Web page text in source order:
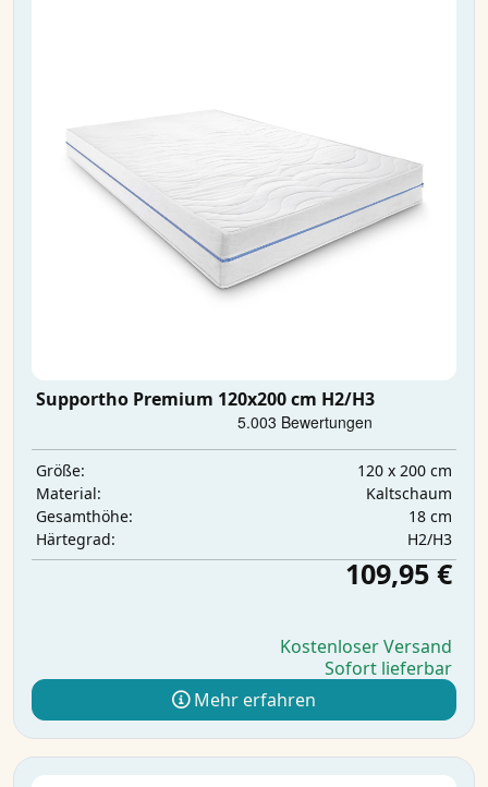
Supportho Premium 120x200 cm H2/H3
Größe:
120 x 200 cm
Material:
Kaltschaum
Gesamthöhe:
18 cm
Härtegrad:
H2/H3
109,95 €
Kostenloser Versand
Sofort lieferbar
Mehr erfahren